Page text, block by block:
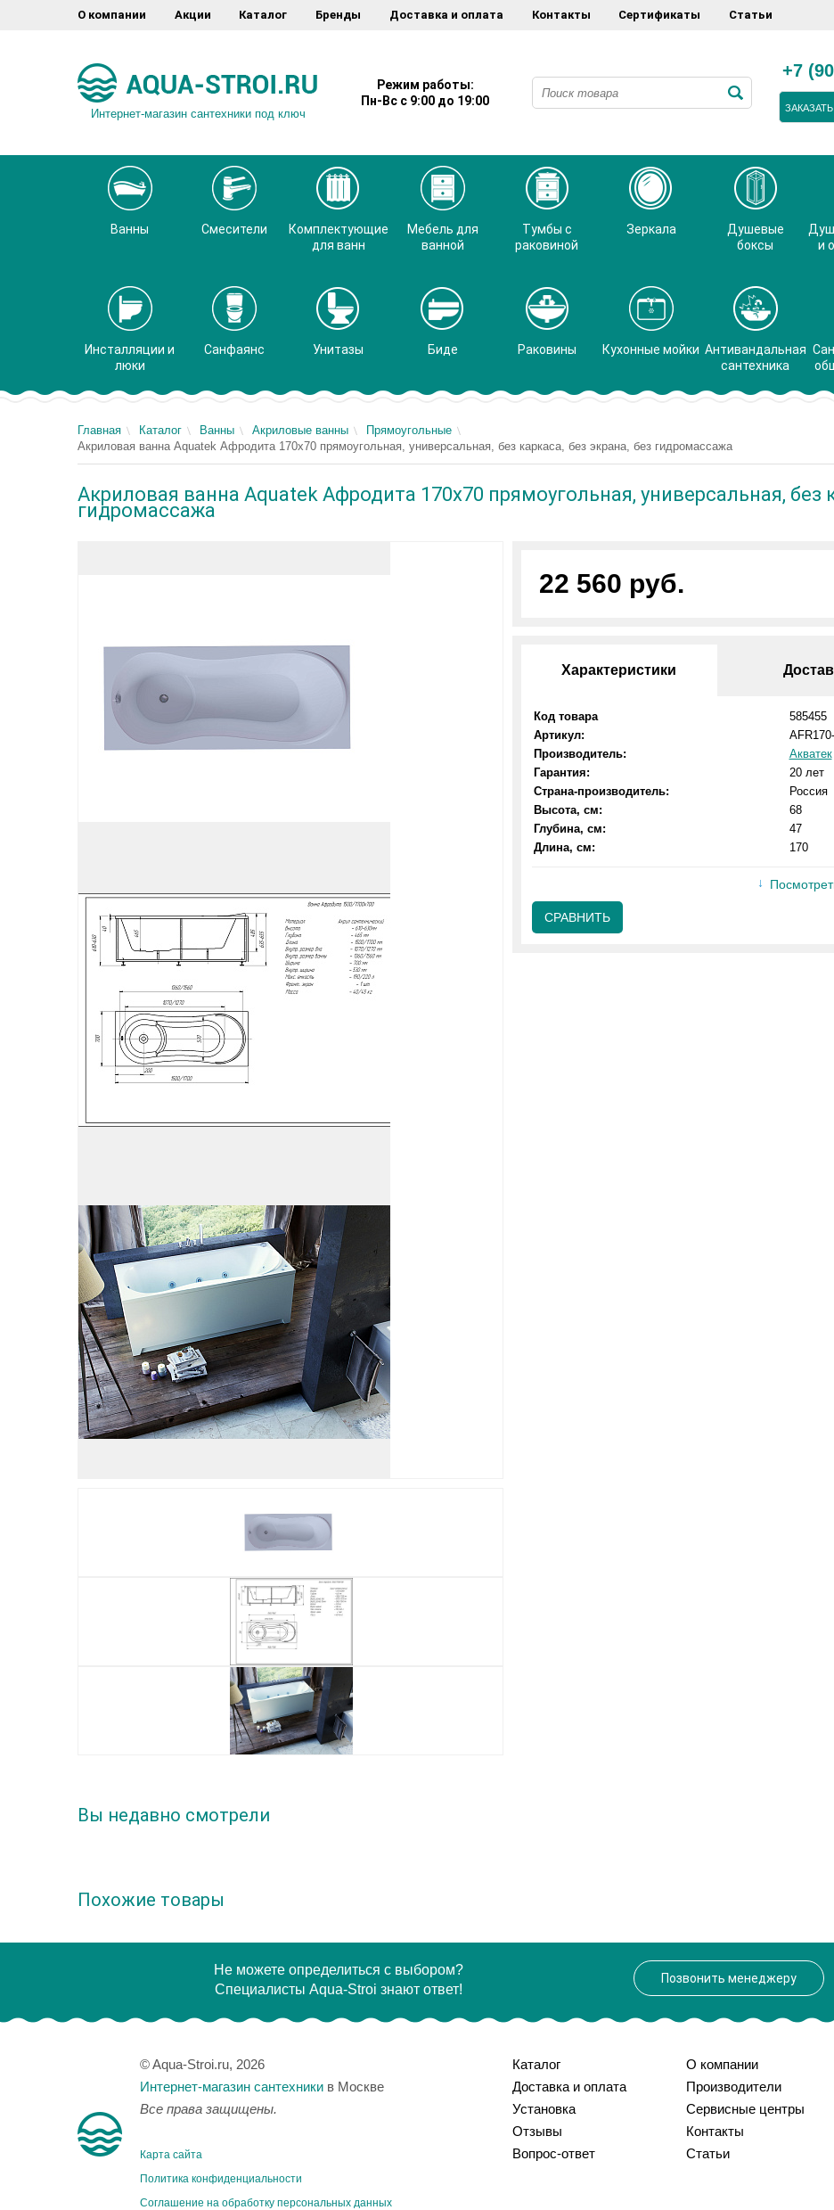
О компании Акции Каталог Бренды Доставка и оплата Контакты Сертификаты Статьи
Интернет-магазин сантехники под ключ
Режим работы:
Пн-Вс с 9:00 до 19:00
+7
Ванны Смесители
Комплектующие
для ванн
Мебель для
ванной
Тумбы с
раковиной
Зеркала
Душевые
боксы
и
Инсталляции и
люки
Санфаянс Унитазы Биде Раковины Кухонные мойки Антивандальная
сантехника
Главная Каталог Ванны Акриловые ванны
Прямоугольные
Акриловая ванна Aquatek Афродита 170x70 прямоугольная, универсальная, без каркаса, без экрана, без гидромассажа
Акриловая ванна Aquatek Афродита 170x70 прямоугольная, универсальная, без
гидромассажа
22 560 руб.
Характеристики
Код товара
585455
Артикул:
Производитель:
Акватек
Гарантия:
20 лет
Страна-производитель:
Россия
Высота, см:
68
Глубина, см:
47
Длина, см:
170
СРАВНИТЬ
Вы недавно смотрели
Похожие товары
Не можете определиться с выбором?
Специалисты Aqua-Stroi знают ответ!
Позвонить менеджеру
© Aqua-Stroi.ru, 2026
Интернет-магазин сантехники в Москве
Все права защищены.
Карта сайта
Политика конфиденциальности
Соглашение на обработку персональных данных
Каталог
Доставка и оплата
Установка
Отзывы
Вопрос-ответ
О компании
Производители
Сервисные центры
Контакты
Статьи